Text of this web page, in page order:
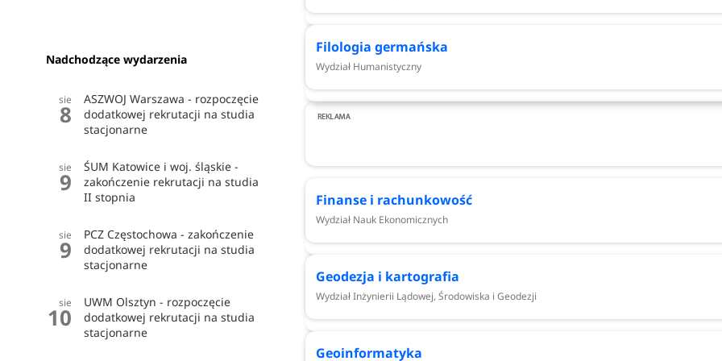
Harmonogram rekrutacji 2026/2027
STUDIA
Studia I stopnia
Etapy rekrutacji dla kandydatów
Ogłoszenie wyników - I tura
Nadchodzące wydarzenia
sie
8
ASZWOJ Warszawa - rozpoczęcie
dodatkowej rekrutacji na studia
stacjonarne
sie
9
ŚUM Katowice i woj. śląskie -
zakończenie rekrutacji na studia
II stopnia
sie
9
PCZ Częstochowa - zakończenie
dodatkowej rekrutacji na studia
stacjonarne
sie
10
UWM Olsztyn - rozpoczęcie
dodatkowej rekrutacji na studia
stacjonarne
Filologia germańska
Wydział Humanistyczny
Finanse i rachunkowość
Wydział Nauk Ekonomicznych
Geodezja i kartografia
Wydział Inżynierii Lądowej, Środowiska i Geodezji
Geoinformatyka